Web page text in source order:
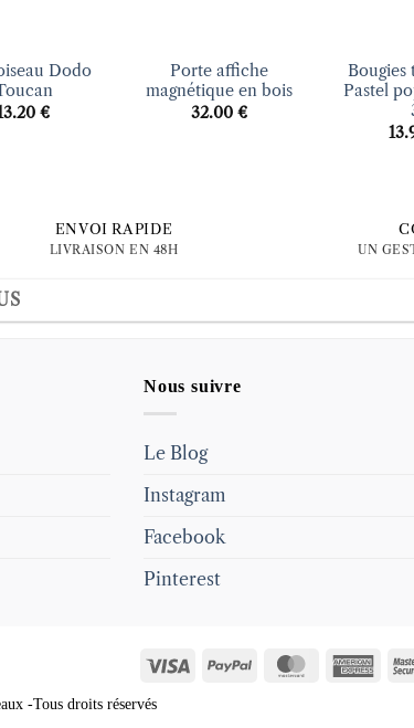
Dodo
€
Porte affiche
magnétique en bois
32.00€
Bougies
Pastel
ENVOI RAPIDE
LIVRAISON EN 48H UN
Nous suivre
Le Blog
Instagram
Facebook
Pinterest
Visa PayPal MasterCard
-Tous droits réservés